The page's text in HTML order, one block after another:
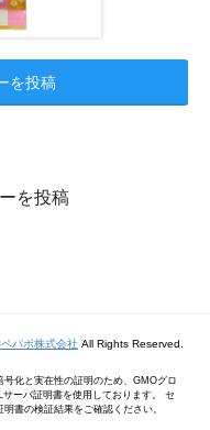
を投稿
を投稿
パボ株式会社 All Rights Reserved.
号化と実在性の証明のため、GMOグロ
ーバ証明書を使用しております。 セ
書の検証結果をご確認ください。